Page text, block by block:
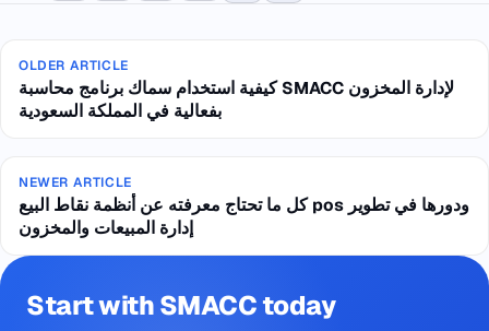
OLDER ARTICLE
كيفية استخدام سماك برنامج محاسبة SMACC لإدارة المخزون
بفعالية في المملكة السعودية
NEWER ARTICLE
كل ما تحتاج معرفته عن أنظمة نقاط البيع pos ودورها في تطوير
إدارة المبيعات والمخزون
Start with SMACC today